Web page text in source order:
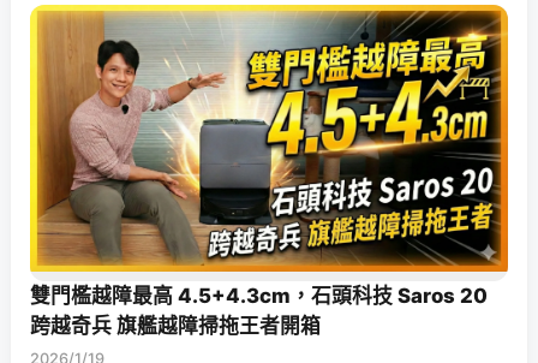
雙門檻越障最高 4.5+4.3cm，石頭科技 Saros 20
跨越奇兵 旗艦越障掃拖王者開箱
2026/1/19